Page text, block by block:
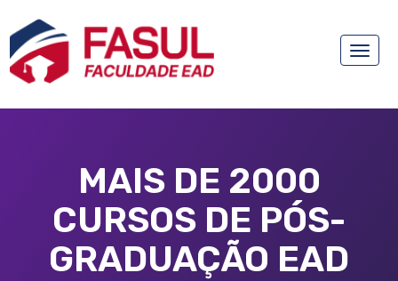
Toggle
MAIS DE 2000
CURSOS DE PÓS-
GRADUAÇÃO EAD